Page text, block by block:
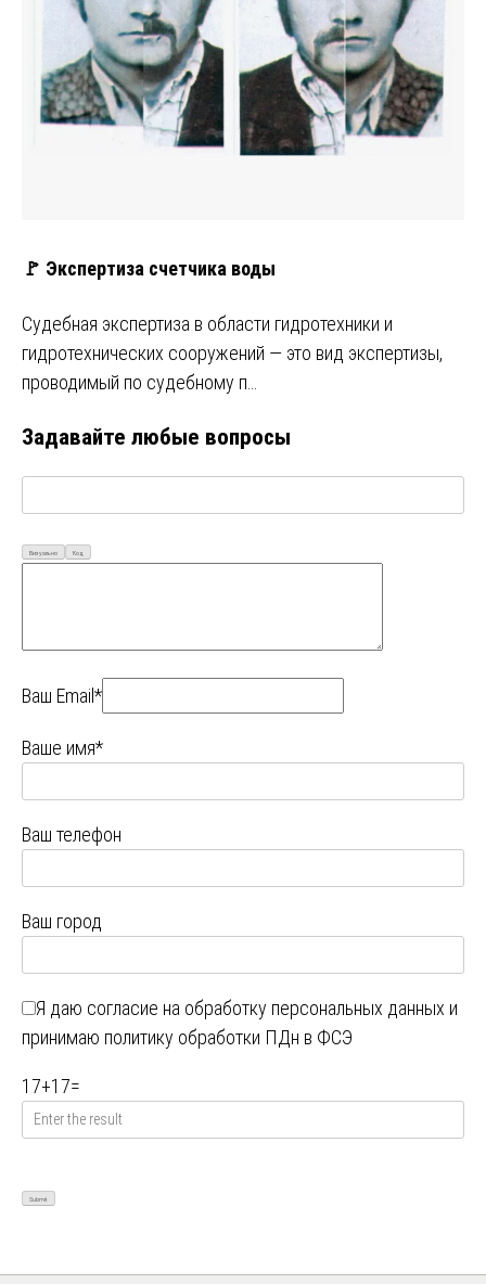
🚩 Экспертиза счетчика воды
Судебная экспертиза в области гидротехники и
гидротехнических сооружений — это вид экспертизы,
проводимый по судебному п…
Задавайте любые вопросы
Визуально Код
Ваш Email*
Ваше имя*
Ваш телефон
Ваш город
Я даю согласие на обработку персональных данных и
принимаю политику обработки ПДн в ФСЭ
17+17=